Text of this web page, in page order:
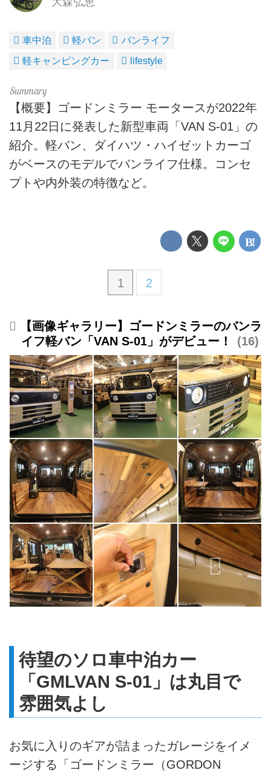
車中泊 軽バン
バンライフ
軽キャンピングカー
lifestyle
【概要】ゴードンミラー モータースが2022年
11月22日に発表した新型車両「VAN S-01」の
紹介。軽バン、ダイハツ・ハイゼットカーゴ
がベースのモデルでバンライフ仕様。コンセ
プトや内外装の特徴など。
1 2
【画像ギャラリー】ゴードンミラーのバンラ
イフ軽バン「VAN S-01」がデビュー！
16
待望のソロ車中泊カー
「GMLVAN S-01」は丸目で
雰囲気よし
お気に入りのギアが詰まったガレージをイメ
ージする「ゴードンミラー（GORDON